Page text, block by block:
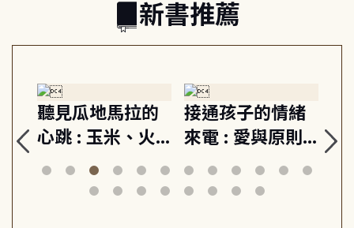
新書推薦
聽見瓜地馬拉的
心跳 : 玉米、火
山與信仰, 外交官
筆下的現代馬雅
接通孩子的情緒
來電 : 愛與原則,
建立教養的安定
節奏 22個行動練
關